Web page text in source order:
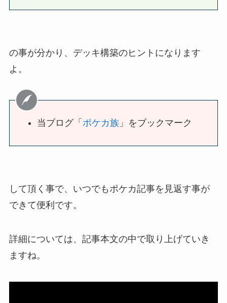
の事が分かり、デッキ構築のヒントになります
よ。
当ブログ「 ポケカ族」をブックマーク
して頂く事で、いつでもポケカ記事を見返す事が
できて便利です。
詳細については、記事本文の中で取り上げていき
ますね。